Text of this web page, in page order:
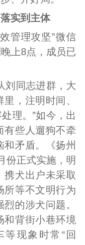
实到主体
管理攻坚”微信
上8点，成员已
同志进群，大
，注明时间、
理。”如今，出
有些人遛狗不牵
矛盾。《扬州
份正式实施，明
犬出户未采取
所等不文明行为
的涉犬问题。
和背街小巷环境
现象时常“回